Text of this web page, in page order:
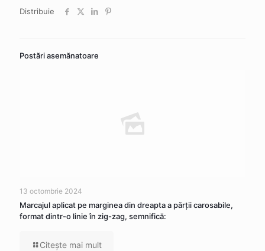
Distribuie
Postări asemănatoare
13 octombrie 2024
Marcajul aplicat pe marginea din dreapta a părţii carosabile,
format dintr-o linie în zig-zag, semnifică:
Citeşte mai mult